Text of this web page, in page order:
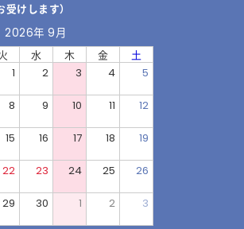
けします）
2026年 9月
水 木 金
土
1 2 3 4 5
8 9 10 11 12
15 16 17 18 19
22 23 24 25 26
29 30 1 2 3